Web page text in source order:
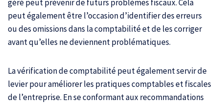
géré peut prévenir de futurs problèmes fiscaux. Cela
peut également être l’occasion d’identifier des erreurs
ou des omissions dans la comptabilité et de les corriger
avant qu’elles ne deviennent problématiques.
La vérification de comptabilité peut également servir de
levier pour améliorer les pratiques comptables et fiscales
de l’entreprise. En se conformant aux recommandations